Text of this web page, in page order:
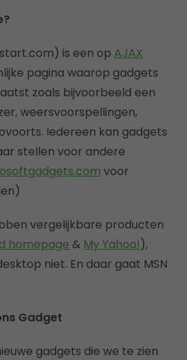
is een op AJAX
pagina waarop gadgets
zoals bijvoorbeeld een
weersvoorspellingen,
Iedereen kan gadgets
stellen voor andere
voor
vergelijkbare producten
homepage & My Yahoo!),
niet. En daar gaat MSN
Gadget
gadgets die we te zien